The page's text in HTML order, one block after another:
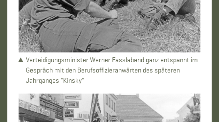
Verteidigungsminister Werner Fasslabend ganz entspannt im
Gespräch mit den Berufsoffizieranwärten des späteren
Jahrganges "Kinsky"